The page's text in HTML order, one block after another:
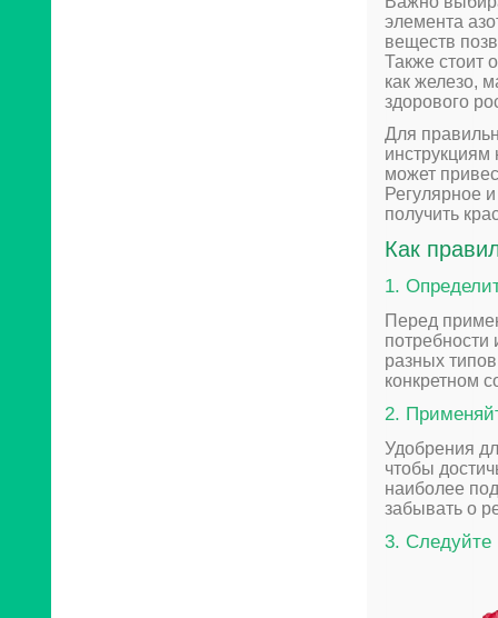
элемента
веществ
Также стоит
как железо,
здорового
Для
инструкциям
может
Регулярное
получить
Как
1.
Перед
потребности
разных
конкретном
2.
Удобрения
чтобы
наиболее
забывать о
3. Следуйте